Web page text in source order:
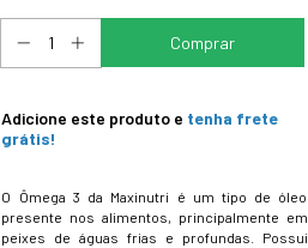
Adicione este produto e tenha frete
grátis!
O Ômega 3 da Maxinutri é um tipo de óleo
presente nos alimentos, principalmente em
peixes de águas frias e profundas. Possui